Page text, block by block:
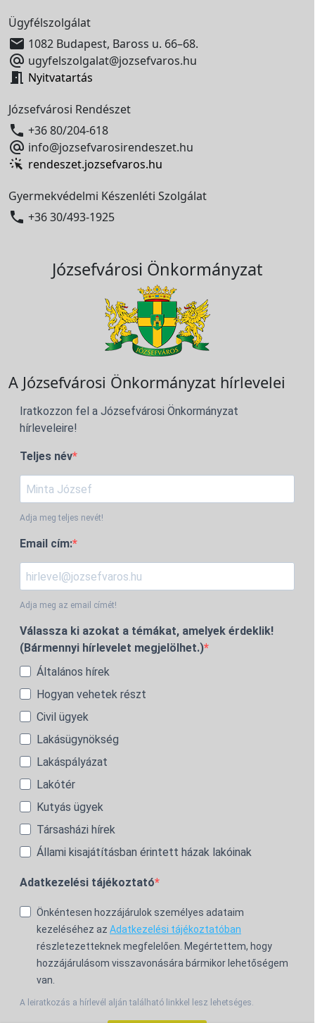
Ügyfélszolgálat
 1082 Budapest, Baross u. 66–68.
 ugyfelszolgalat@jozsefvaros.hu
 Nyitvatartás
Józsefvárosi Rendészet
 +36 80/204-618
 info@jozsefvarosirendeszet.hu
rendeszet.jozsefvaros.hu
Gyermekvédelmi Készenléti Szolgálat
 +36 30/493-1925
Józsefvárosi Önkormányzat
A Józsefvárosi Önkormányzat hírlevelei
Iratkozzon fel a Józsefvárosi Önkormányzat
hírleveleire!
Teljes név
Adja meg teljes nevét!
Email cím:
Adja meg az email címét!
Válassza ki azokat a témákat, amelyek érdeklik!
(Bármennyi hírlevelet megjelölhet.)
Általános hírek
Hogyan vehetek részt
Civil ügyek
Lakásügynökség
Lakáspályázat
Lakótér
Kutyás ügyek
Társasházi hírek
Állami kisajátításban érintett házak lakóinak
Adatkezelési tájékoztató
Önkéntesen hozzájárulok személyes adataim
kezeléséhez az Adatkezelési tájékoztatóban
részletezetteknek megfelelően. Megértettem, hogy
hozzájárulásom visszavonására bármikor lehetőségem
van.
A leiratkozás a hírlevél alján található linkkel lesz lehetséges.